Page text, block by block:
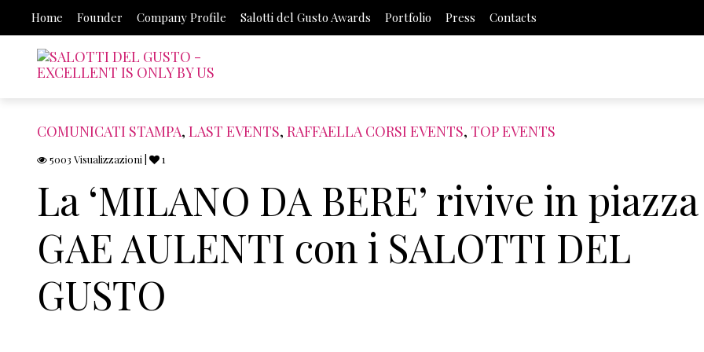
Home Founder Company Profile Salotti del Gusto Awards Portfolio Press Contacts
COMUNICATI STAMPA, LAST EVENTS, RAFFAELLA CORSI EVENTS, TOP EVENTS
5003 Visualizzazioni | 1
La ‘MILANO DA BERE’ rivive in piazza
GAE AULENTI con i SALOTTI DEL
GUSTO